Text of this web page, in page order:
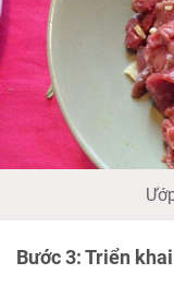
Bước 3: Triển